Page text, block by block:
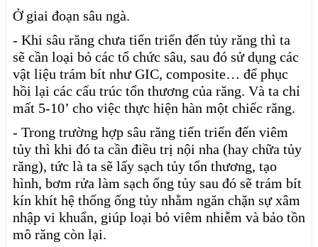
Ở giai đoạn sâu ngà.
- Khi sâu răng chưa tiến triển đến tủy răng thì ta
sẽ cần loại bỏ các tổ chức sâu, sau đó sử dụng các
vật liệu trám bít như GIC, composite… để phục
hồi lại các cấu trúc tổn thương của răng. Và ta chỉ
mất 5-10’ cho việc thực hiện hàn một chiếc răng.
- Trong trường hợp sâu răng tiến triển đến viêm
tủy thì khi đó ta cần điều trị nội nha (hay chữa tủy
răng), tức là ta sẽ lấy sạch tủy tổn thương, tạo
hình, bơm rửa làm sạch ống tủy sau đó sẽ trám bít
kín khít hệ thống ống tủy nhằm ngăn chặn sự xâm
nhập vi khuẩn, giúp loại bỏ viêm nhiễm và bảo tồn
mô răng còn lại.